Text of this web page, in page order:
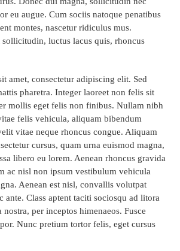
eu augue. Cum sociis natoque penatibus
montes, nascetur ridiculus mus.
sollicitudin, luctus lacus quis, rhoncus
amet, consectetur adipiscing elit. Sed
pharetra. Integer laoreet non felis sit
mollis eget felis non finibus. Nullam nibh
felis vehicula, aliquam bibendum
vitae neque rhoncus congue. Aliquam
cursus, quam urna euismod magna,
libero eu lorem. Aenean rhoncus gravida
ac nisl non ipsum vestibulum vehicula
Aenean est nisl, convallis volutpat
ante. Class aptent taciti sociosqu ad litora
per inceptos himenaeos. Fusce
Nunc pretium tortor felis, eget cursus